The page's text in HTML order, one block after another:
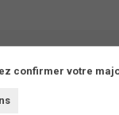
confirmer votre